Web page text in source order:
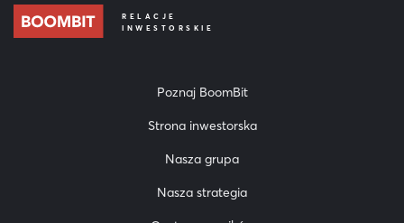
RELACJE
INWESTORSKIE
Poznaj BoomBit
Strona inwestorska
Nasza grupa
Nasza strategia